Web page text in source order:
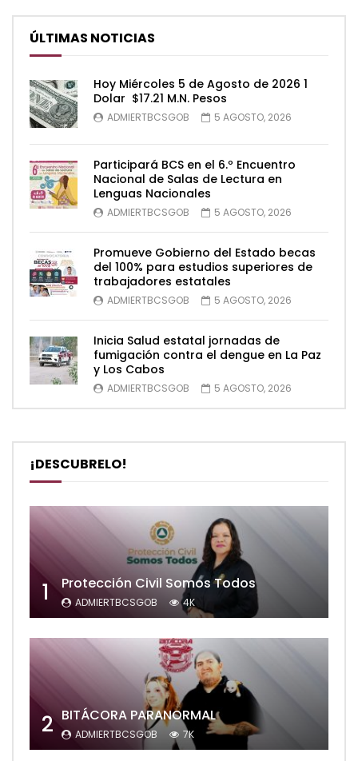
ÚLTIMAS NOTICIAS
Hoy Miércoles 5 de Agosto de 2026 1
Dolar $17.21 M.N. Pesos
ADMIERTBCSGOB 5 AGOSTO, 2026
Participará BCS en el 6.º Encuentro
Nacional de Salas de Lectura en
Lenguas Nacionales
ADMIERTBCSGOB 5 AGOSTO, 2026
Promueve Gobierno del Estado becas
del 100% para estudios superiores de
trabajadores estatales
ADMIERTBCSGOB 5 AGOSTO, 2026
Inicia Salud estatal jornadas de
fumigación contra el dengue en La Paz
y Los Cabos
ADMIERTBCSGOB 5 AGOSTO, 2026
¡DESCUBRELO!
1 Protección Civil Somos Todos
ADMIERTBCSGOB 4K
2 BITÁCORA PARANORMAL
ADMIERTBCSGOB 7K